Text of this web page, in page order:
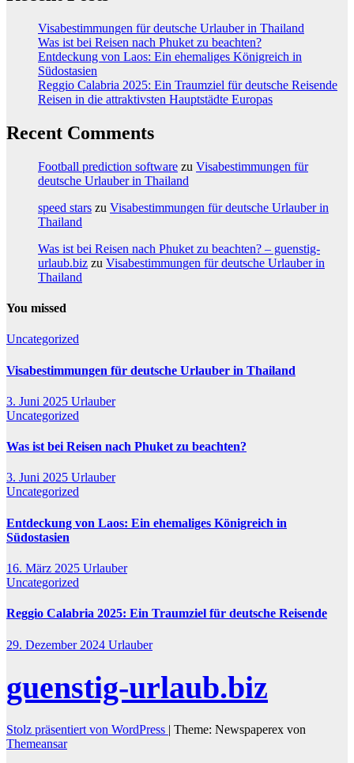
Visabestimmungen für deutsche Urlauber in Thailand
Was ist bei Reisen nach Phuket zu beachten?
Entdeckung von Laos: Ein ehemaliges Königreich in
Südostasien
Reggio Calabria 2025: Ein Traumziel für deutsche Reisende
Reisen in die attraktivsten Hauptstädte Europas
Recent Comments
Football prediction software zu Visabestimmungen für
deutsche Urlauber in Thailand
speed stars zu Visabestimmungen für deutsche Urlauber in
Thailand
Was ist bei Reisen nach Phuket zu beachten? – guenstig-
urlaub.biz zu Visabestimmungen für deutsche Urlauber in
Thailand
You missed
Uncategorized
Visabestimmungen für deutsche Urlauber in Thailand
3. Juni 2025 Urlauber
Uncategorized
Was ist bei Reisen nach Phuket zu beachten?
3. Juni 2025 Urlauber
Uncategorized
Entdeckung von Laos: Ein ehemaliges Königreich in
Südostasien
16. März 2025 Urlauber
Uncategorized
Reggio Calabria 2025: Ein Traumziel für deutsche Reisende
29. Dezember 2024 Urlauber
guenstig-urlaub.biz
Stolz präsentiert von WordPress | Theme: Newspaperex von
Themeansar